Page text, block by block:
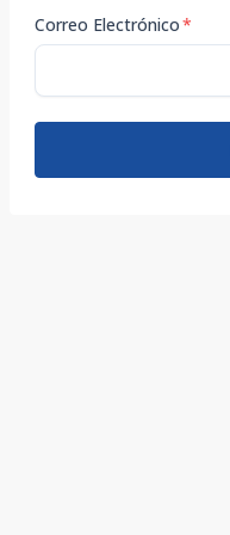
Correo Electrónico*